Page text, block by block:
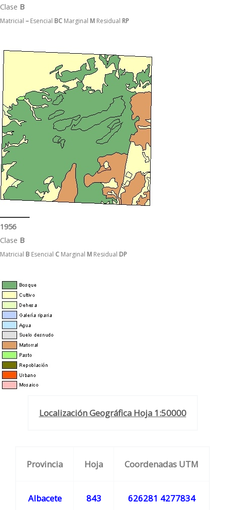
Clase B
Matricial – Esencial BC Marginal M Residual RP
1956
Clase B
Matricial B Esencial C Marginal M Residual DP
Localización Geográfica Hoja 1:50000
Provincia Hoja Coordenadas UTM
Albacete 843 626281 4277834